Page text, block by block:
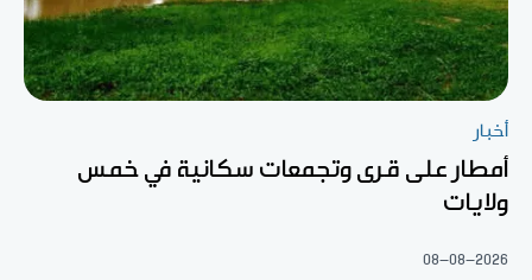
أخبار
أمطار على قرى وتجمعات سكانية في خمس
ولايات
08-08-2026